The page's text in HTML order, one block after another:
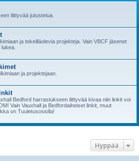
liittyvää jutustelua.
ja tekeilläolevia projekteja. Vain VBCF jäsenet
ja projektejaan.
Bedford harrastukseen liittyvää kivaa niin linkit voi
Vain Vauxhall ja Bedfordaiheiset linkit, muut
on Tuuletusosiolla!
Hyppää